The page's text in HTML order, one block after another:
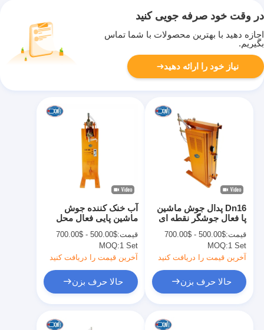
در وقت خود صرفه جویی کنید
اجازه دهید با بهترین محصولات با شما تماس
بگیریم.
نیاز خود را ارائه دهید
آب خنک کننده جوش
ماشین پایی فعال محل
قیمت:$500.00 - $700.00
MOQ:1 Set
آخرین قیمت را دریافت کنید
حالا حرف بزن
Dn16 پدال جوش ماشين
پا فعال جوشگر نقطه ای
قیمت:$500.00 - $700.00
MOQ:1 Set
آخرین قیمت را دریافت کنید
حالا حرف بزن